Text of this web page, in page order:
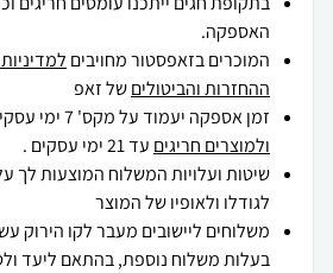
האספקה.
המוכרים בזאפסטור מחויבים
ההחזרות והביטוליםשל זאפ
זמן אספקה יעמוד על מקס' 7 ימי עסקים מיום הזמנה,
ולמוצרים חריגים עד 21 ימי עסקים .
שיטות ועלויות המשלוח המוצעות לך
לגודלו ולאופיו של המוצר
משלוחים ליישובים מעבר לקו הירוק
בעלות משלוח נוספת, בהתאם ליעד